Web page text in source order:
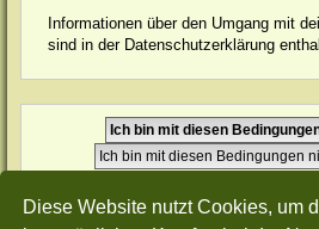
Diese Website nutzt Cookies, um
Informationen über den Umgang mit
sind in der Datenschutzerklärung
Sudden-Strike-Maps.de Hauptseite